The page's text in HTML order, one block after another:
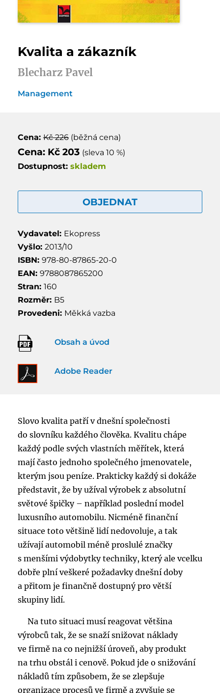
Kvalita a zákazník
Blecharz Pavel
Management
Cena:Kč 226(běžná cena)
Cena: Kč 203 (sleva 10 %)
Dostupnost: skladem
OBJEDNAT
Vydavatel: Ekopress
Vyšlo: 2013/10
ISBN: 978-80-87865-20-0
EAN: 9788087865200
Stran: 160
Rozměr: B5
Provedeni: Měkká vazba
Obsah a úvod
Adobe Reader
Slovo kvalita patří v dnešní společnosti
do slovníku každého člověka. Kvalitu chápe
každý podle svých vlastních měřítek, která
mají často jednoho společného jmenovatele,
kterým jsou peníze. Prakticky každý si dokáže
představit, že by užíval výrobek z absolutní
světové špičky – například poslední model
luxusního automobilu. Nicméně finanční
situace toto většině lidí nedovoluje, a tak
užívají automobil méně proslulé značky
s menšími výdobytky techniky, který ale vcelku
dobře plní veškeré požadavky dnešní doby
a přitom je finančně dostupný pro větší
skupiny lidí.
Na tuto situaci musí reagovat většina
výrobců tak, že se snaží snižovat náklady
ve firmě na co nejnižší úroveň, aby produkt
na trhu obstál i cenově. Pokud jde o snižování
nákladů tím způsobem, že se zlepšuje
organizace procesů ve firmě a zvyšuje se